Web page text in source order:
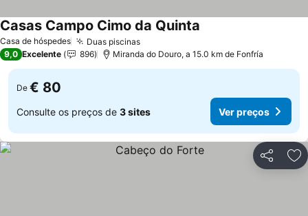
Casa de hóspedes Duas piscinas
Casas Campo Cimo da Quinta
9,0 Excelente 896 Miranda do Douro, a 15.0 km de Fonfría
De € 80
Consulte os preços de 3 sites Ver preços
Partilhar